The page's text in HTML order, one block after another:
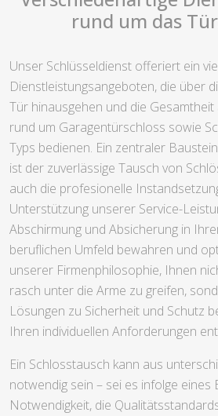
rund um das
Unser Schlüsseldienst offeriert ein
Dienstleistungsangeboten, die über
Tür hinausgehen und die
rund um Garagentürschloss sowie
Typs bedienen. Ein zentraler
ist der zuverlässige Tausch von
auch die profesionelle
Unterstützung unserer Service-
Abschirmung und Absicherung in
beruflichen Umfeld bewahren und
unserer Firmenphilosophie, Ihnen
rasch unter die Arme zu greifen,
Lösungen zu Sicherheit und Schutz
Ihren individuellen Anforderungen
Ein Schlosstausch kann aus
notwendig sein – sei es infolge eines
Notwendigkeit, die